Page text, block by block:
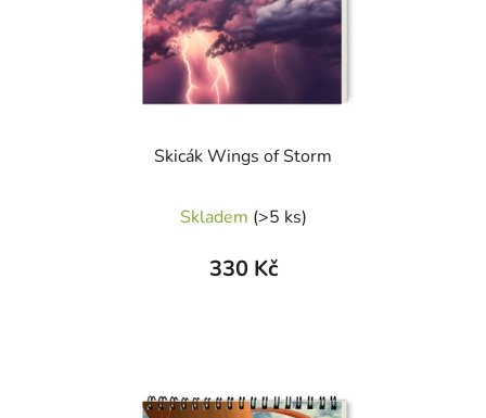
Skicák Wings of Storm
hodnocení
produktu
hvězdiček.
Skladem (>5 ks)
330 Kč